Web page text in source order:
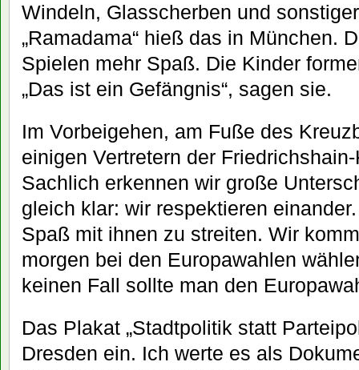
Windeln, Glasscherben und
„Ramadama“ hieß das in München.
Spielen mehr Spaß. Die Kinder
„Das ist ein Gefängnis“, sagen sie.
Im Vorbeigehen, am Fuße des
einigen Vertretern der
Sachlich erkennen wir große
gleich klar: wir respektieren
Spaß mit ihnen zu streiten. Wir
morgen bei den Europawahlen
keinen Fall sollte man den
Das Plakat „Stadtpolitik statt
Dresden ein. Ich werte es als